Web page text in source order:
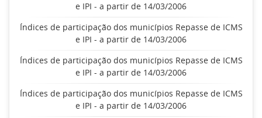
e IPI - a partir de 14/03/2006
Índices de participação dos municípios Repasse de ICMS
e IPI - a partir de 14/03/2006
Índices de participação dos municípios Repasse de ICMS
e IPI - a partir de 14/03/2006
Índices de participação dos municípios Repasse de ICMS
e IPI - a partir de 14/03/2006